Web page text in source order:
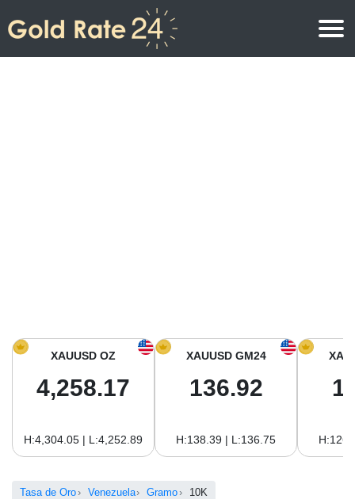
Precio del Oro hoy en América del sur
XAUUSD OZ
4,258.17
H:4,304.05 | L:4,252.89
XAUUSD GM24
136.92
H:138.39 | L:136.75
Tasa de Oro Venezuela Gramo 10K